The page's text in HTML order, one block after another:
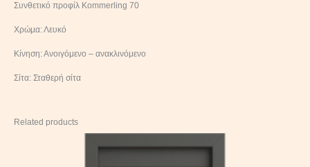
Συνθετικό προφίλ Kommerling 70
Χρώμα: Λευκό
Κίνηση: Ανοιγόμενο – ανακλινόμενο
Σίτα: Σταθερή σίτα
Related products